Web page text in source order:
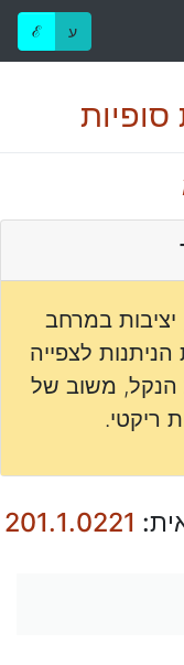
ℰ ע
סופיות
במרחב
לצפייה
הנקל, משוב של
ריקטי.
201.1.0221